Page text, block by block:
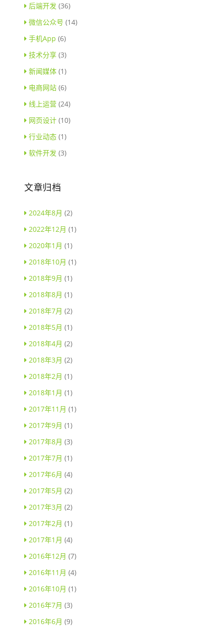
后端开发 (36)
微信公众号 (14)
手机App (6)
技术分享 (3)
新闻媒体 (1)
电商网站 (6)
线上运营 (24)
网页设计 (10)
行业动态 (1)
软件开发 (3)
文章归档
2024年8月 (2)
2022年12月 (1)
2020年1月 (1)
2018年10月 (1)
2018年9月 (1)
2018年8月 (1)
2018年7月 (2)
2018年5月 (1)
2018年4月 (2)
2018年3月 (2)
2018年2月 (1)
2018年1月 (1)
2017年11月 (1)
2017年9月 (1)
2017年8月 (3)
2017年7月 (1)
2017年6月 (4)
2017年5月 (2)
2017年3月 (2)
2017年2月 (1)
2017年1月 (4)
2016年12月 (7)
2016年11月 (4)
2016年10月 (1)
2016年7月 (3)
2016年6月 (9)